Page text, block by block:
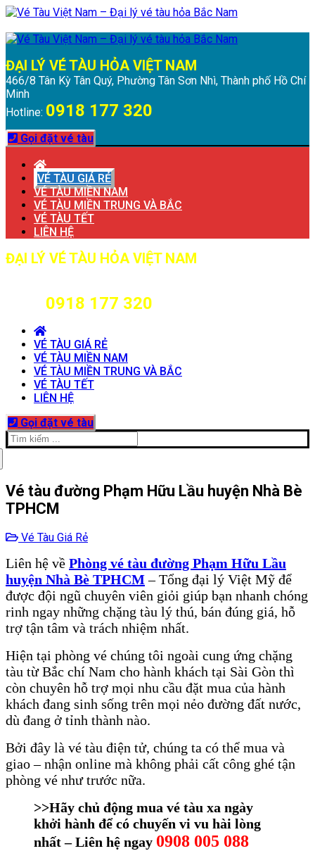
Chuyển
nội
Menu
Đóng
ĐẠI LÝ VÉ TÀU HỎA VIỆT NAM
466/8 Tân Kỳ Tân Quý, Phường Tân Sơn Nhì, Thành phố Hồ Chí
Minh
Hotline: 0918 177 320
Gọi đặt vé tàu
VÉ TÀU GIÁ RẺ
VÉ TÀU MIỀN NAM
VÉ TÀU MIỀN TRUNG VÀ BẮC
VÉ TÀU TẾT
LIÊN HỆ
ĐẠI LÝ VÉ TÀU HỎA VIỆT NAM
0918 177 320
VÉ TÀU GIÁ RẺ
VÉ TÀU MIỀN NAM
VÉ TÀU MIỀN TRUNG VÀ BẮC
VÉ TÀU TẾT
LIÊN HỆ
Gọi đặt vé tàu
Tìm
kiếm
Vé tàu đường Phạm Hữu Lầu huyện Nhà Bè
TPHCM
Vé Tàu Giá Rẻ
Liên hệ về Phòng vé tàu đường Phạm Hữu Lầu
huyện Nhà Bè TPHCM– Tổng đại lý Việt Mỹ để
được đội ngũ chuyên viên giỏi giúp bạn nhanh chóng
rinh ngay những chặng tàu lý thú, bán đúng giá, hỗ
trợ tận tâm và trách nhiệm nhất.
Hiện tại phòng vé chúng tôi ngoài cung ứng chặng
tàu từ Bắc chí Nam cho hành khách tại Sài Gòn thì
còn chuyên hỗ trợ mọi nhu cầu đặt mua của hành
khách đang sinh sống trên mọi nẻo đường đất nước,
dù đang ở tỉnh thành nào.
Bởi đây là vé tàu điện tử, chúng ta có thể mua và
giao – nhận online mà không phải cất công ghé tận
phòng vé như trước nữa.
>>Hãy chủ động mua vé tàu xa ngày
khởi hành để có chuyến vi vu hài lòng
nhất – Liên hệ ngay 0908 005 088